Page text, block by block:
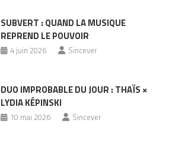
SUBVERT : QUAND LA MUSIQUE
REPREND LE POUVOIR
4 juin 2026 Sincever
DUO IMPROBABLE DU JOUR : THAÏS ×
LYDIA KÉPINSKI
10 mai 2026 Sincever